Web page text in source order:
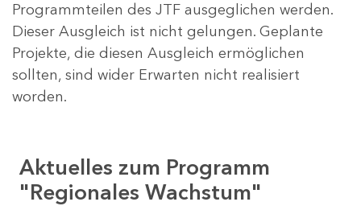
Programmteilen des JTF ausgeglichen werden.
Dieser Ausgleich ist nicht gelungen. Geplante
Projekte, die diesen Ausgleich ermöglichen
sollten, sind wider Erwarten nicht realisiert
worden.
Aktuelles zum Programm
"Regionales Wachstum"